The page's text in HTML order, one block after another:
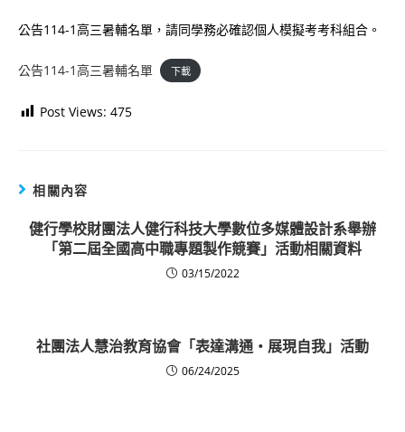
公告114-1高三暑輔名單，請同學務必確認個人模擬考考科組合。
公告114-1高三暑輔名單 下載
Post Views: 475
相關內容
健行學校財團法人健行科技大學數位多媒體設計系舉辦
「第二屆全國高中職專題製作競賽」活動相關資料
03/15/2022
社團法人慧治教育協會「表達溝通・展現自我」活動
06/24/2025